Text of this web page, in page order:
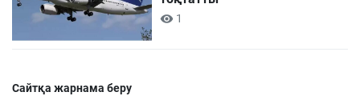
1
Сайтқа жарнама беру